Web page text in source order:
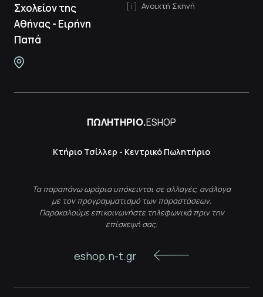
Σχολείον της
Αθήνας - Ειρήνη
Παπά
Ανοιχτή Σκηνή
ΠΩΛΗΤΗΡΙΟ.ESHOP
Κτήριο Τσίλλερ - Κεντρικό Πωλητήριο
Τα παραπάνω ωράρια υπόκεινται σε αλλαγές, ανάλογα
με τον προγραμματισμό των παραστάσεων.
Παρακαλούμε επικοινωνήστε τηλεφωνικά πριν την
επίσκεψή σας.
eshop.n-t.gr